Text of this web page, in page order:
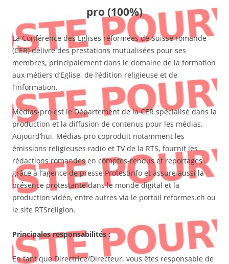
pro (100%)
La Conférence des Eglises réformées de Suisse romande
(CER) délivre des prestations mutualisées pour ses
membres, principalement dans le domaine de la formation
aux métiers d’Eglise, de l’édition religieuse et de
l’information.
Médias-pro est le Département de la CER spécialisé dans la
production et la diffusion de contenus pour les médias.
Aujourd’hui, Médias-pro coproduit notamment les
émissions religieuses radio et TV de la RTS, fournit les
rédactions romandes en comptes-rendus et reportages
grâce à l’agence de presse Protestinfo et assure aussi la
présence protestante dans le monde digital et la
production vidéo, entre autres via le portail reformes.ch ou
le site RTSreligion.
Principales responsabilités :
En tant que Directrice/Directeur, vous êtes responsable de